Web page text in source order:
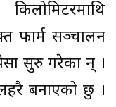
फार्म सञ्चालन
सुरु गरेका हुन् ।
लहरै बनाएको छु ।